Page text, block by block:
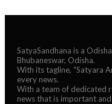
SatyaSandhana is a
Bhubaneswar, Odisha.
With its tagline, “Satyara
every news.
With a team of dedicated
news that is important